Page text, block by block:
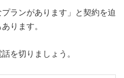
ランがあります」と契約を迫
ります。
を切りましょう。